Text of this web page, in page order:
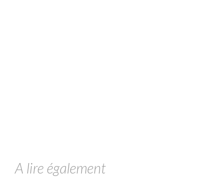
A lire également